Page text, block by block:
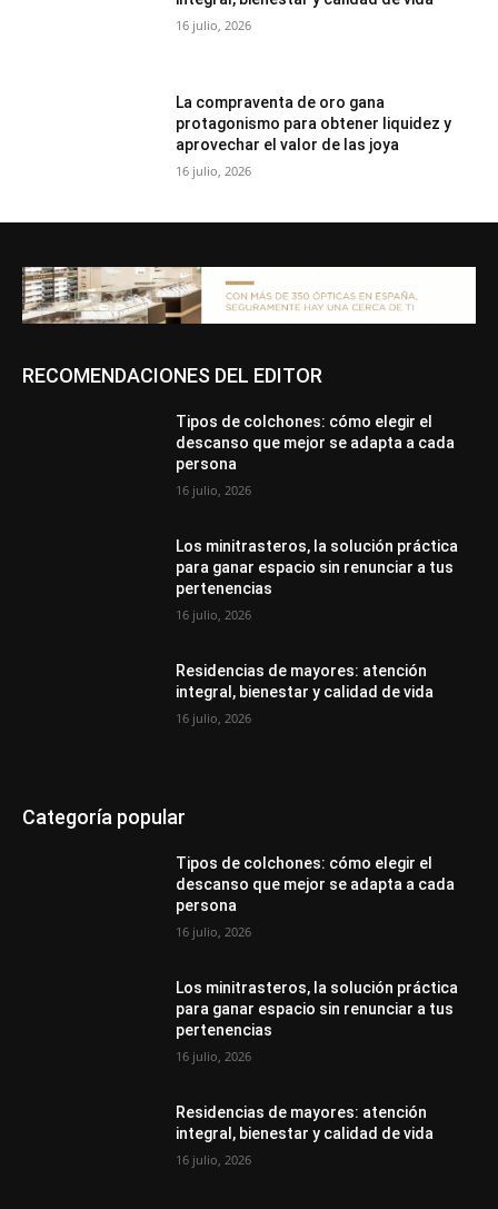
16 julio, 2026
La compraventa de oro gana
protagonismo para obtener liquidez y
aprovechar el valor de las joya
16 julio, 2026
RECOMENDACIONES DEL EDITOR
Tipos de colchones: cómo elegir el
descanso que mejor se adapta a cada
persona
16 julio, 2026
Los minitrasteros, la solución práctica
para ganar espacio sin renunciar a tus
pertenencias
16 julio, 2026
Residencias de mayores: atención
integral, bienestar y calidad de vida
16 julio, 2026
Categoría popular
Tipos de colchones: cómo elegir el
descanso que mejor se adapta a cada
persona
16 julio, 2026
Los minitrasteros, la solución práctica
para ganar espacio sin renunciar a tus
pertenencias
16 julio, 2026
Residencias de mayores: atención
integral, bienestar y calidad de vida
16 julio, 2026